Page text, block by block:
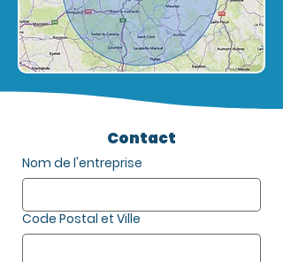
Contact
Nom de l'entreprise
Code Postal et Ville